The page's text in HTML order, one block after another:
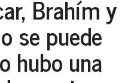
Brahím y
se puede
hubo una